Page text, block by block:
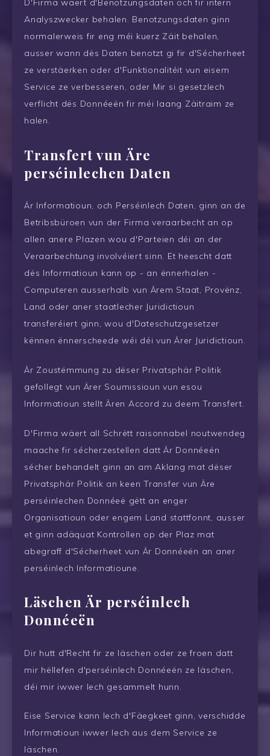
D'Firma wäert d'Benotzungsdaten och fir intern
Analyszwecker behalen. Benotzungsdaten ginn
normalerweis fir eng méi kuerz Zäit behalen,
ausser wann dës Daten benotzt gi fir d'Sécherheet
ze verstäerken oder d'Funktionalitéit vun eisem
Service ze verbesseren, oder Mir si gesetzlech
verflicht dës Donnéeën fir méi laang Zäitraim ze
halen.
Transfert vun Äre
perséinlechen Daten
Är Informatioun, och Perséinlech Daten, ginn an de
Betribsbüroen vun der Firma veraarbecht an op
allen anere Plazen wou d'Parteien déi an der
Veraarbechtung involvéiert sinn. Et heescht datt
dës Informatioun kann op - an ënnerhalen -
Computeren ausserhalb vun Ärem Staat, Provënz,
Land oder aner staatlecher Juridictioun
transferéiert ginn, wou d'Dateschutzgesetzer
kënnen ënnerscheede wéi déi vun Ärer Juridictioun.
Är Zoustëmmung zu dëser Privatsphär Politik
gefollegt vun Ärer Soumissioun vun esou
Informatioun stellt Ären Accord zu deem Transfert.
D'Firma wäert all Schrëtt raisonnabel noutwendeg
maache fir sécherzestellen datt Är Donnéeën
sécher behandelt ginn an am Aklang mat dëser
Privatsphär Politik an keen Transfer vun Äre
perséinlechen Donnéeë gëtt an enger
Organisatioun oder engem Land stattfonnt, ausser
et ginn adäquat Kontrollen op der Plaz mat
abegraff d'Sécherheet vun Är Donnéeën an aner
perséinlech Informatioune.
Läschen Är perséinlech
Donnéeën
Dir hutt d'Recht fir ze läschen oder ze froen datt
mir hëllefen d'perséinlech Donnéeën ze läschen,
déi mir iwwer Iech gesammelt hunn.
Eise Service kann Iech d'Fäegkeet ginn, verschidde
Informatioun iwwer Iech aus dem Service ze
läschen.